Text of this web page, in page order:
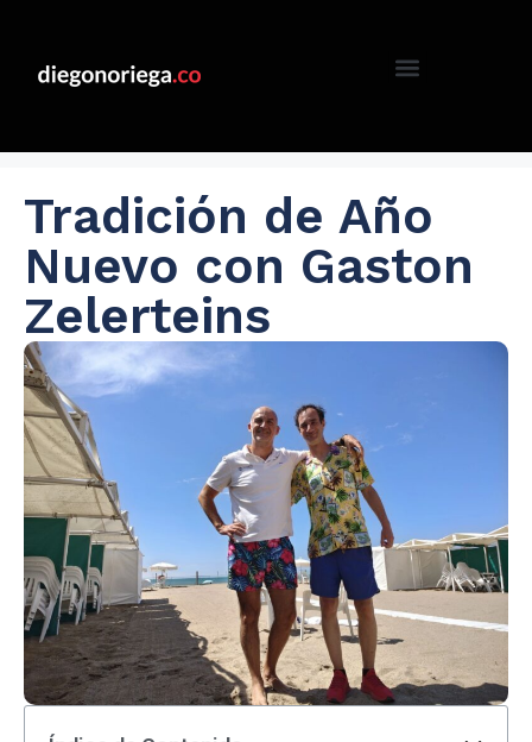
Tradición de Año
Nuevo con Gaston
Zelerteins